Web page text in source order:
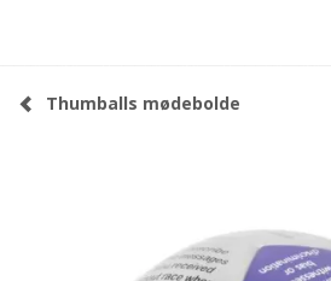
Thumballs mødebolde